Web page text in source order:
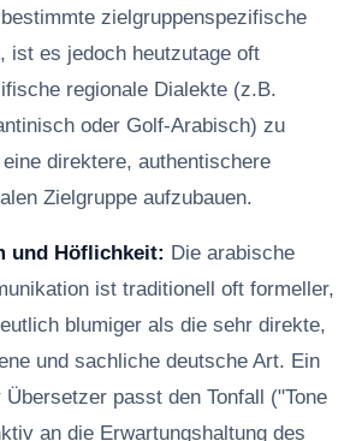
zielgruppenspezifische
ist es jedoch heutzutage oft
regionale Dialekte (z.B.
oder Golf-Arabisch) zu
direktere, authentischere
Zielgruppe aufzubauen.
und Höflichkeit: Die arabische
ist traditionell oft formeller,
blumiger als die sehr direkte,
und sachliche deutsche Art. Ein
Übersetzer passt den Tonfall ("Tone
an die Erwartungshaltung des